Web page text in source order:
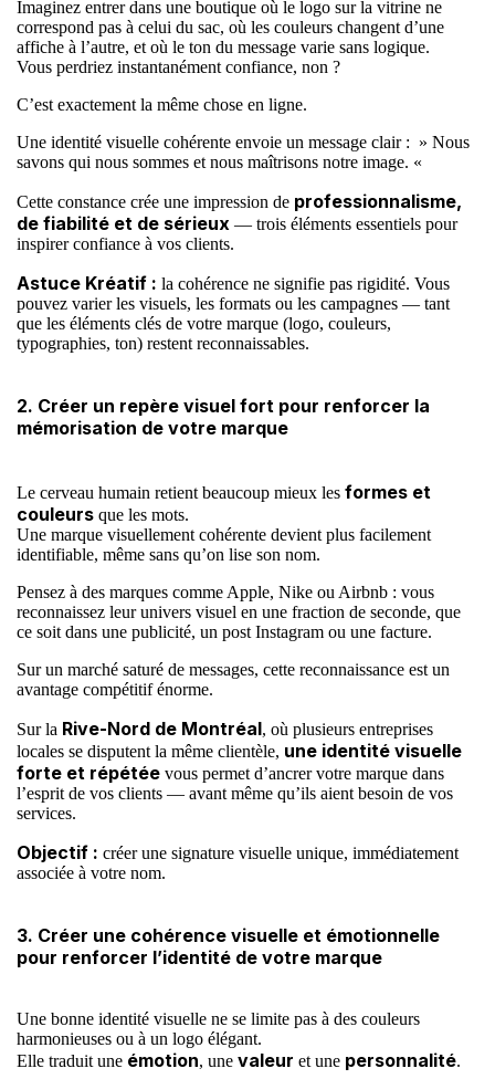
Imaginez entrer dans une boutique où le logo sur la vitrine ne
correspond pas à celui du sac, où les couleurs changent d’une
affiche à l’autre, et où le ton du message varie sans logique.
Vous perdriez instantanément confiance, non ?
C’est exactement la même chose en ligne.
Une identité visuelle cohérente envoie un message clair : » Nous
savons qui nous sommes et nous maîtrisons notre image. «
Cette constance crée une impression de professionnalisme,
de fiabilité et de sérieux — trois éléments essentiels pour
inspirer confiance à vos clients.
Astuce Kréatif : la cohérence ne signifie pas rigidité. Vous
pouvez varier les visuels, les formats ou les campagnes — tant
que les éléments clés de votre marque (logo, couleurs,
typographies, ton) restent reconnaissables.
2. Créer un repère visuel fort pour renforcer la
mémorisation de votre marque
Le cerveau humain retient beaucoup mieux les formes et
couleurs que les mots.
Une marque visuellement cohérente devient plus facilement
identifiable, même sans qu’on lise son nom.
Pensez à des marques comme Apple, Nike ou Airbnb : vous
reconnaissez leur univers visuel en une fraction de seconde, que
ce soit dans une publicité, un post Instagram ou une facture.
Sur un marché saturé de messages, cette reconnaissance est un
avantage compétitif énorme.
Sur la Rive-Nord de Montréal, où plusieurs entreprises
locales se disputent la même clientèle, une identité visuelle
forte et répétée vous permet d’ancrer votre marque dans
l’esprit de vos clients — avant même qu’ils aient besoin de vos
services.
Objectif : créer une signature visuelle unique, immédiatement
associée à votre nom.
3. Créer une cohérence visuelle et émotionnelle
pour renforcer l’identité de votre marque
Une bonne identité visuelle ne se limite pas à des couleurs
harmonieuses ou à un logo élégant.
Elle traduit une émotion, une valeur et une personnalité.